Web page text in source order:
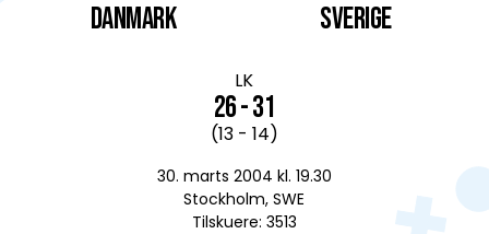
DANMARK
LK
26 - 31
(13 - 14)
30. marts 2004 kl. 19.30
Stockholm, SWE
Tilskuere: 3513
Sverige